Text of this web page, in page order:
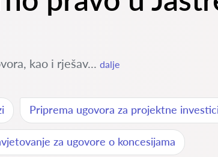
kao i rješav... dalje
Priprema ugovora za projektne
za ugovore o koncesijama